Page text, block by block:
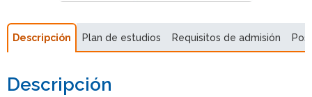
Descripción Plan de estudios Requisitos de admisión
Descripción